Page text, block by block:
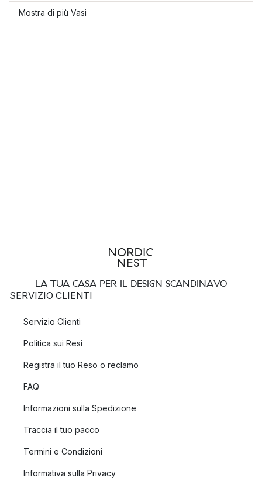
Mostra di più Vasi
LA TUA CASA PER IL DESIGN SCANDINAVO
SERVIZIO CLIENTI
Servizio Clienti
Politica sui Resi
Registra il tuo Reso o reclamo
FAQ
Informazioni sulla Spedizione
Traccia il tuo pacco
Termini e Condizioni
Informativa sulla Privacy